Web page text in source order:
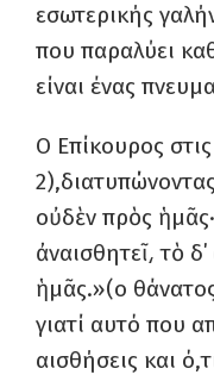
εσωτερικής
που παραλύει
είναι ένας
Ο Επίκουρος
οὐδὲν πρὸς
ἀναισθητεῖ͵ τὸ
ἡμᾶς.»(ο θάνατος
γιατί αυτό που
αισθήσεις και